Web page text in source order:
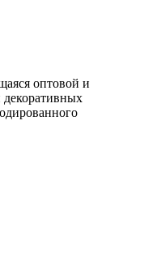
оптовой и
декоративных